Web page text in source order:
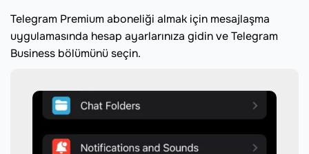
Telegram Premium aboneliği almak için mesajlaşma
uygulamasında hesap ayarlarınıza gidin ve Telegram
Business bölümünü seçin.